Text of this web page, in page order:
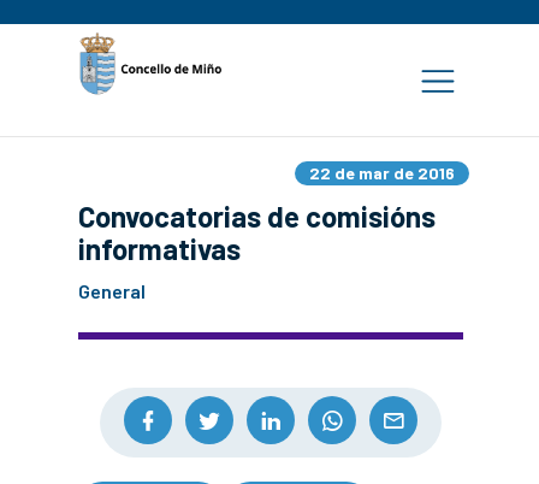
22 de mar de 2016
Convocatorias de comisións
informativas
General